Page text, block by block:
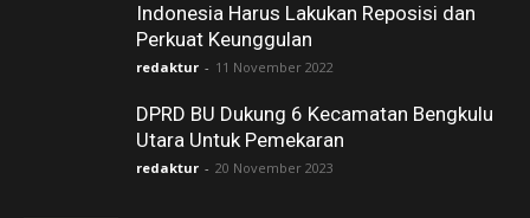
Indonesia Harus Lakukan Reposisi dan
Perkuat Keunggulan
redaktur - 11 November 2022
DPRD BU Dukung 6 Kecamatan Bengkulu
Utara Untuk Pemekaran
redaktur - 20 November 2023